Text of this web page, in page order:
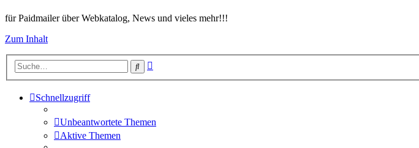
für Paidmailer über Webkatalog, News und vieles mehr!!!
Zum Inhalt
Suche
Schnellzugriff
Unbeantwortete Themen
Aktive Themen